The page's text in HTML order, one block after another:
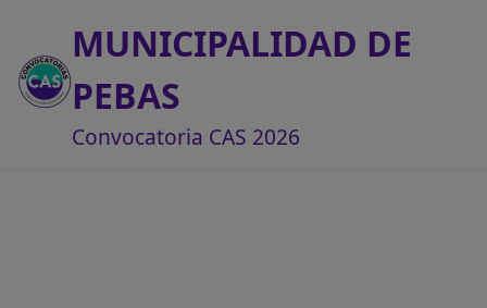
MUNICIPALIDAD DE
PEBAS
Convocatoria CAS 2026